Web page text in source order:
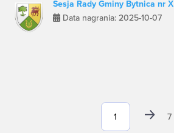
Sesja Rady Gminy Bytnica nr X
Data nagrania: 2025-10-07
7